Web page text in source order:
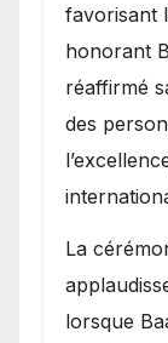
favorisant
honorant
réaffirmé
des
​La
lorsque